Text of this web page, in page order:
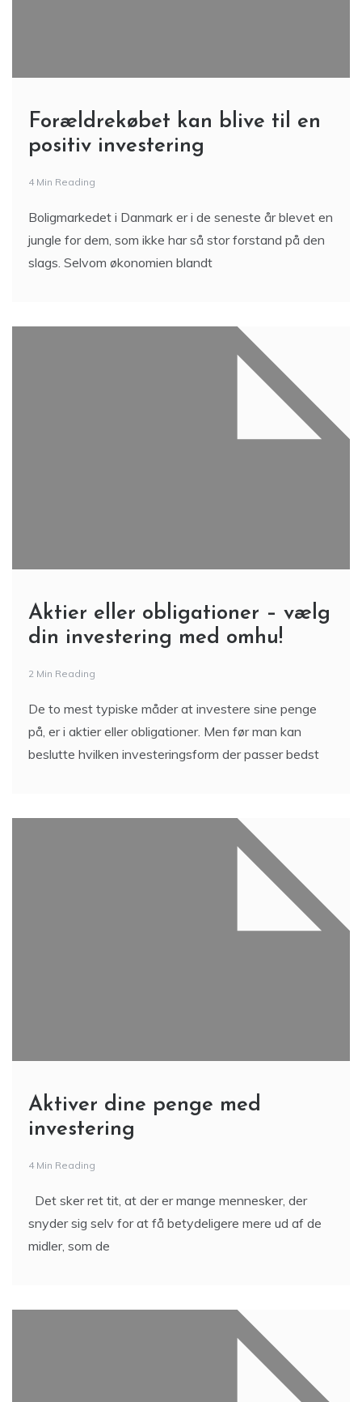
Forældrekøbet kan blive til en
positiv investering
4 Min Reading
Boligmarkedet i Danmark er i de seneste år blevet en
jungle for dem, som ikke har så stor forstand på den
slags. Selvom økonomien blandt
Aktier eller obligationer – vælg
din investering med omhu!
2 Min Reading
De to mest typiske måder at investere sine penge
på, er i aktier eller obligationer. Men før man kan
beslutte hvilken investeringsform der passer bedst
Aktiver dine penge med
investering
4 Min Reading
Det sker ret tit, at der er mange mennesker, der
snyder sig selv for at få betydeligere mere ud af de
midler, som de